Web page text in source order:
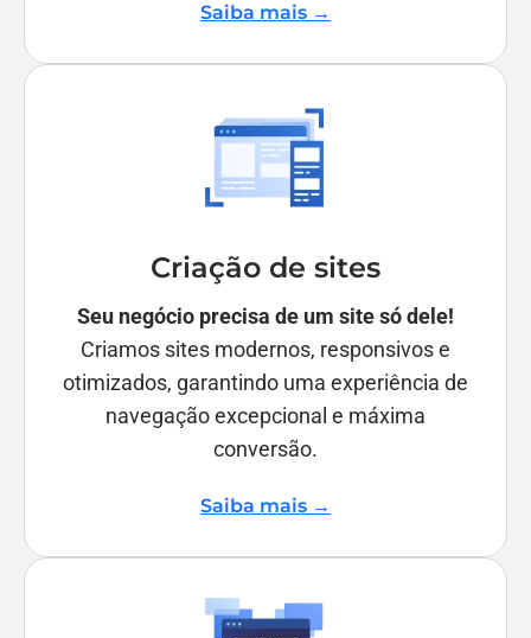
Saiba mais →
Criação de sites
Seu negócio precisa de um site só dele!
Criamos sites modernos, responsivos e
otimizados, garantindo uma experiência de
navegação excepcional e máxima
conversão.
Saiba mais →